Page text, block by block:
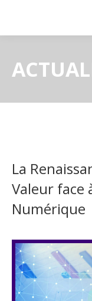
La
Valeur face
Numérique